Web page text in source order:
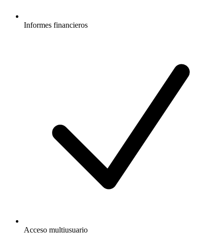
Informes financieros
Acceso multiusuario